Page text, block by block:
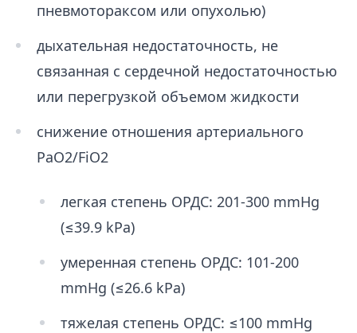
пневмотораксом или опухолью)
дыхательная недостаточность, не
связанная с сердечной недостаточностью
или перегрузкой объемом жидкости
снижение отношения артериального
PaO2/FiO2
легкая степень ОРДС: 201-300 mmHg
(≤39.9 kPa)
умеренная степень ОРДС: 101-200
mmHg (≤26.6 kPa)
тяжелая степень ОРДС: ≤100 mmHg